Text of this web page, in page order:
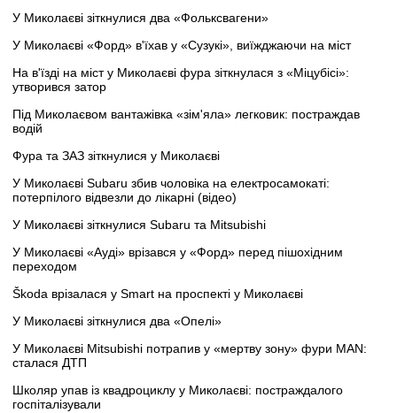
У Миколаєві зіткнулися два «Фольксвагени»
У Миколаєві «Форд» в'їхав у «Сузукі», виїжджаючи на міст
На в'їзді на міст у Миколаєві фура зіткнулася з «Міцубісі»:
утворився затор
Під Миколаєвом вантажівка «зім'яла» легковик: постраждав
водій
Фура та ЗАЗ зіткнулися у Миколаєві
У Миколаєві Subaru збив чоловіка на електросамокаті:
потерпілого відвезли до лікарні (відео)
У Миколаєві зіткнулися Subaru та Mitsubishi
У Миколаєві «Ауді» врізався у «Форд» перед пішохідним
переходом
Škoda врізалася у Smart на проспекті у Миколаєві
У Миколаєві зіткнулися два «Опелі»
У Миколаєві Mitsubishi потрапив у «мертву зону» фури MAN:
сталася ДТП
Школяр упав із квадроциклу у Миколаєві: постраждалого
госпіталізували